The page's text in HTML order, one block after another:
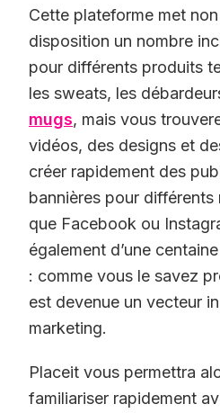
Cette plateforme met
disposition un nombre
pour différents produits
les sweats, les
mugs, mais vous
vidéos, des designs et
créer rapidement des
bannières pour différents
que Facebook ou
également d’une
: comme vous le savez
est devenue un vecteur
marketing.
Placeit vous permettra
familiariser rapidement